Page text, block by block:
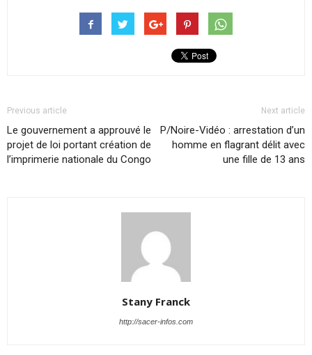
Previous article
Le gouvernement a approuvé le
projet de loi portant création de
l’imprimerie nationale du Congo
Next article
P/Noire-Vidéo : arrestation d’un
homme en flagrant délit avec
une fille de 13 ans
Stany Franck
http://sacer-infos.com